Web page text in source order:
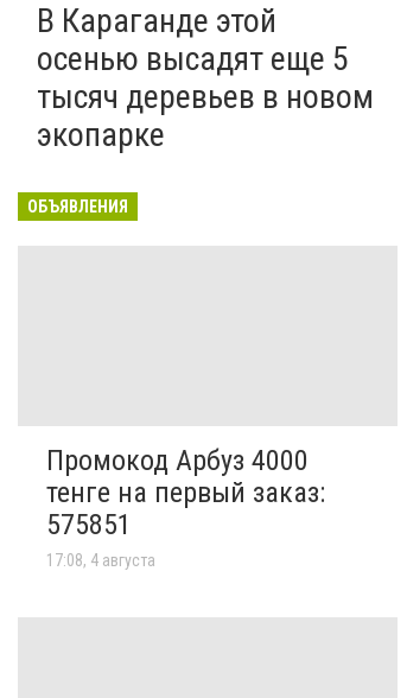
В Караганде этой
осенью высадят еще 5
тысяч деревьев в новом
экопарке
ОБЪЯВЛЕНИЯ
Промокод Арбуз 4000
тенге на первый заказ:
575851
17:08, 4 августа